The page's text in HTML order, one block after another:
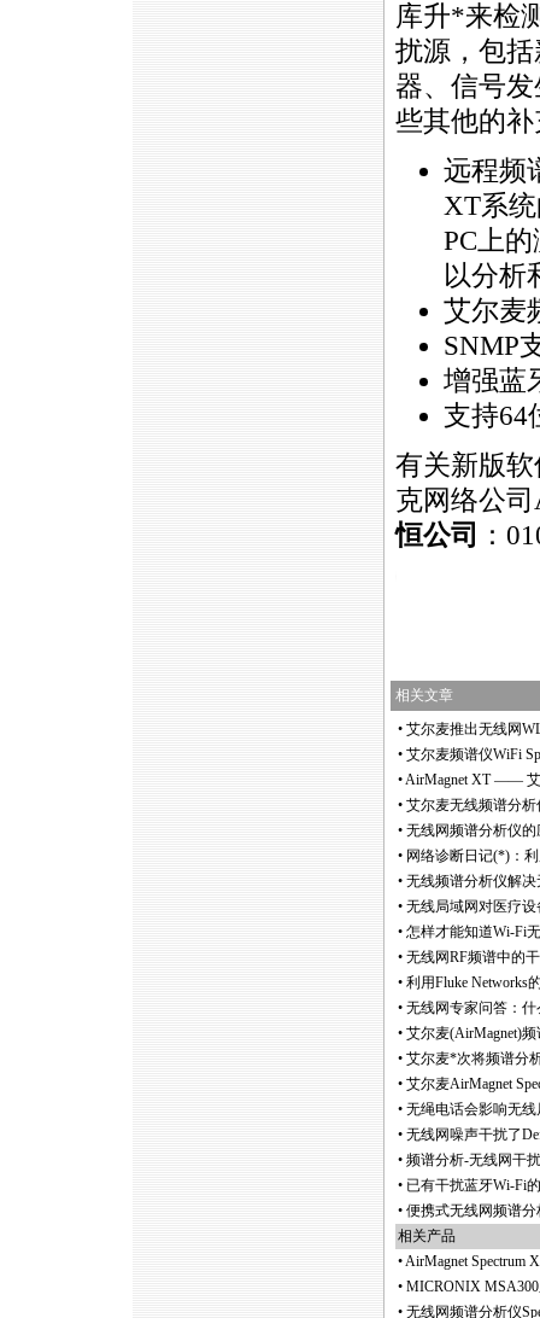
库升*来检
扰源，包
器、信号
些其他的
远程频
XT系
PC上
以分析
艾尔麦
SNMP
增强蓝
支持64
有关新版
克网络公
恒公司 ：
相关文章
• 艾尔麦推出无线网
• 艾尔麦频谱仪WiFi
•AirMagnet XT ——
• 艾尔麦无线频谱分析
• 无线网频谱分析仪
• 网络诊断日记(*)：
• 无线频谱分析仪解
• 无线局域网对医疗
• 怎样才能知道Wi-Fi
• 无线网RF频谱中的
• 利用Fluke Networks
• 无线网专家问答：什
• 艾尔麦(AirMagnet)
• 艾尔麦*次将频谱分
• 艾尔麦AirMagnet
• 无绳电话会影响无
• 无线网噪声干扰了
• 频谱分析-无线网干
• 已有干扰蓝牙Wi-Fi
• 便携式无线网频谱分
相关产品
•AirMagnet Spectrum
• MICRONIX
• 无线网频谱分析仪